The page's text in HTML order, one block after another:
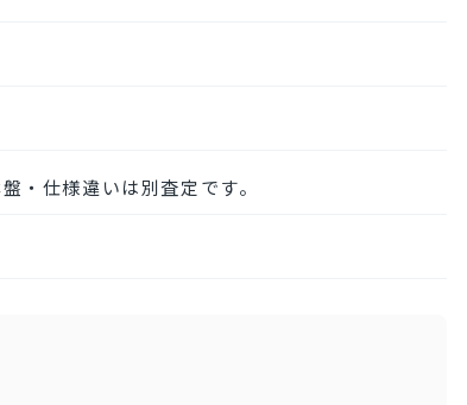
・仕様違いは別査定です。